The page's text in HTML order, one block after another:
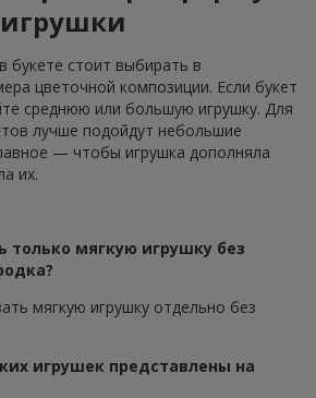
игрушки
букете стоит выбирать в
цветочной композиции. Если букет
среднюю или большую игрушку. Для
лучше подойдут небольшие
— чтобы игрушка дополняла
их.
только мягкую игрушку без
мягкую игрушку отдельно без
игрушек представлены на